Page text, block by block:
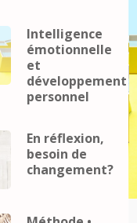
Intelligence
émotionnelle
et
développement
personnel
En réflexion,
besoin de
changement?